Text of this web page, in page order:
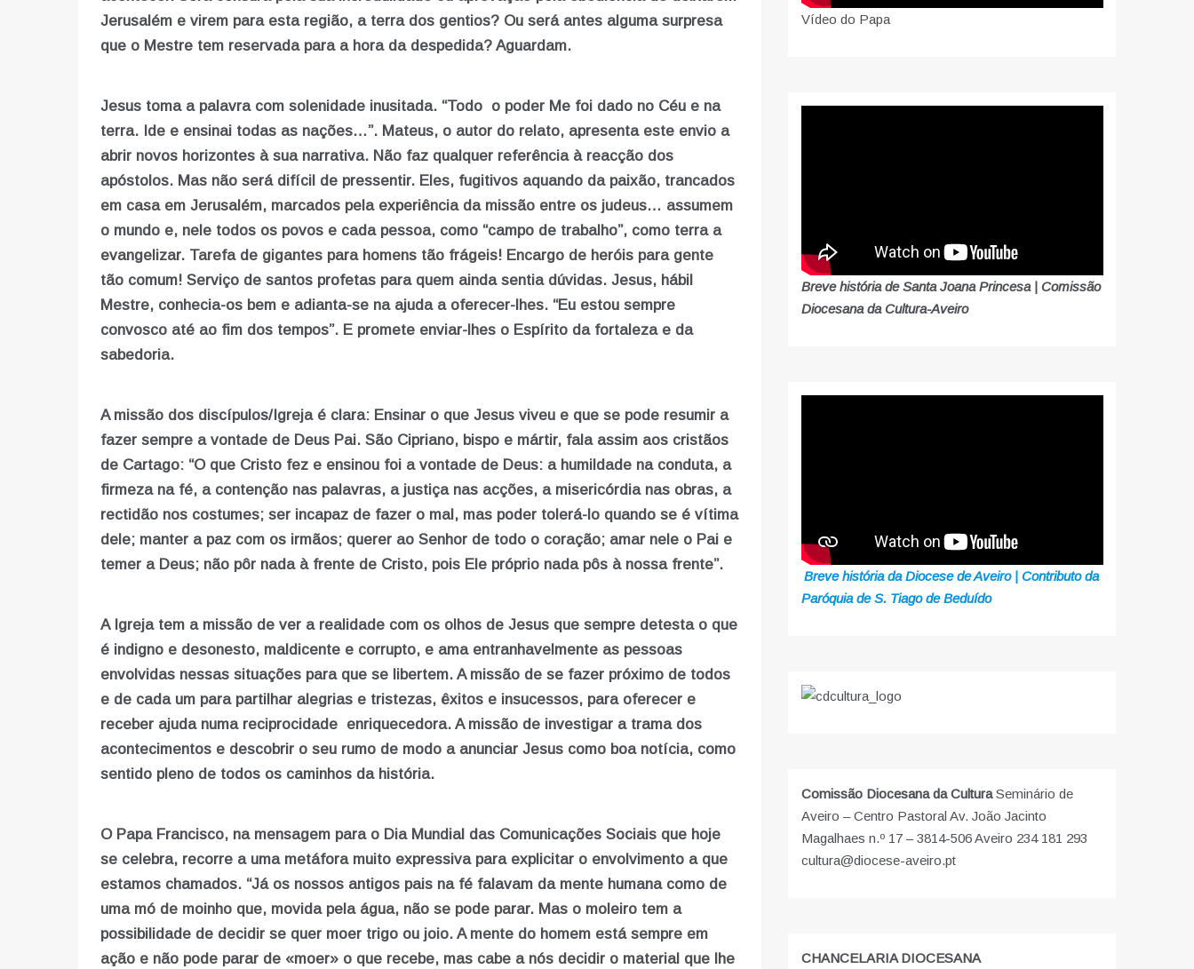
Jerusalém e virem para esta região, a terra dos gentios? Ou será antes alguma surpresa
que o Mestre tem reservada para a hora da despedida? Aguardam.
Jesus toma a palavra com solenidade inusitada. “Todo o poder Me foi dado no Céu e na
terra. Ide e ensinai todas as nações…”. Mateus, o autor do relato, apresenta este envio a
abrir novos horizontes à sua narrativa. Não faz qualquer referência à reacção dos
apóstolos. Mas não será difícil de pressentir. Eles, fugitivos aquando da paixão, trancados
em casa em Jerusalém, marcados pela experiência da missão entre os judeus… assumem
o mundo e, nele todos os povos e cada pessoa, como “campo de trabalho”, como terra a
evangelizar. Tarefa de gigantes para homens tão frágeis! Encargo de heróis para gente
tão comum! Serviço de santos profetas para quem ainda sentia dúvidas. Jesus, hábil
Mestre, conhecia-os bem e adianta-se na ajuda a oferecer-lhes. “Eu estou sempre
convosco até ao fim dos tempos”. E promete enviar-lhes o Espírito da fortaleza e da
sabedoria.
A missão dos discípulos/Igreja é clara: Ensinar o que Jesus viveu e que se pode resumir a
fazer sempre a vontade de Deus Pai. São Cipriano, bispo e mártir, fala assim aos cristãos
de Cartago: “O que Cristo fez e ensinou foi a vontade de Deus: a humildade na conduta, a
firmeza na fé, a contenção nas palavras, a justiça nas acções, a misericórdia nas obras, a
rectidão nos costumes; ser incapaz de fazer o mal, mas poder tolerá-lo quando se é vítima
dele; manter a paz com os irmãos; querer ao Senhor de todo o coração; amar nele o Pai e
temer a Deus; não pôr nada à frente de Cristo, pois Ele próprio nada pôs à nossa frente”.
A Igreja tem a missão de ver a realidade com os olhos de Jesus que sempre detesta o que
é indigno e desonesto, maldicente e corrupto, e ama entranhavelmente as pessoas
envolvidas nessas situações para que se libertem. A missão de se fazer próximo de todos
e de cada um para partilhar alegrias e tristezas, êxitos e insucessos, para oferecer e
receber ajuda numa reciprocidade enriquecedora. A missão de investigar a trama dos
acontecimentos e descobrir o seu rumo de modo a anunciar Jesus como boa notícia, como
sentido pleno de todos os caminhos da história.
O Papa Francisco, na mensagem para o Dia Mundial das Comunicações Sociais que hoje
se celebra, recorre a uma metáfora muito expressiva para explicitar o envolvimento a que
estamos chamados. “Já os nossos antigos pais na fé falavam da mente humana como de
uma mó de moinho que, movida pela água, não se pode parar. Mas o moleiro tem a
possibilidade de decidir se quer moer trigo ou joio. A mente do homem está sempre em
ação e não pode parar de «moer» o que recebe, mas cabe a nós decidir o material que lhe
Vídeo do Papa
Breve história de Santa Joana Princesa | Comissão
Diocesana da Cultura-Aveiro
Breve história da Diocese de Aveiro | Contributo da
Paróquia de S. Tiago de Beduído
Comissão Diocesana da CulturaSeminário de
Aveiro – Centro Pastoral Av. João Jacinto
Magalhaes n.º 17 – 3814-506 Aveiro 234 181 293
cultura@diocese-aveiro.pt
CHANCELARIA DIOCESANA